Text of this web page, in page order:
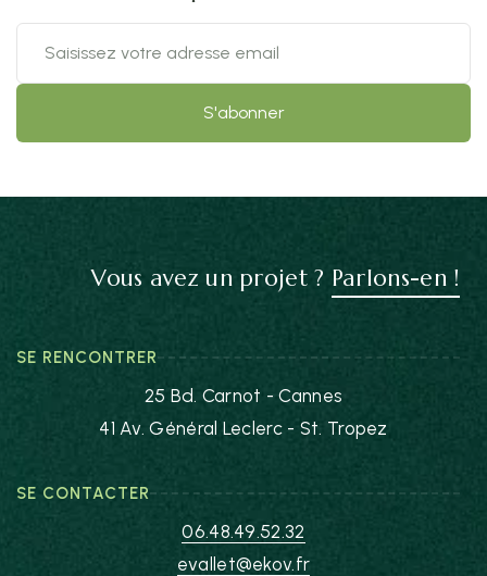
Vous avez un projet ? Parlons-en !
SE RENCONTRER
25 Bd. Carnot - Cannes
41 Av. Général Leclerc - St. Tropez
SE CONTACTER
06.48.49.52.32
evallet@ekov.fr